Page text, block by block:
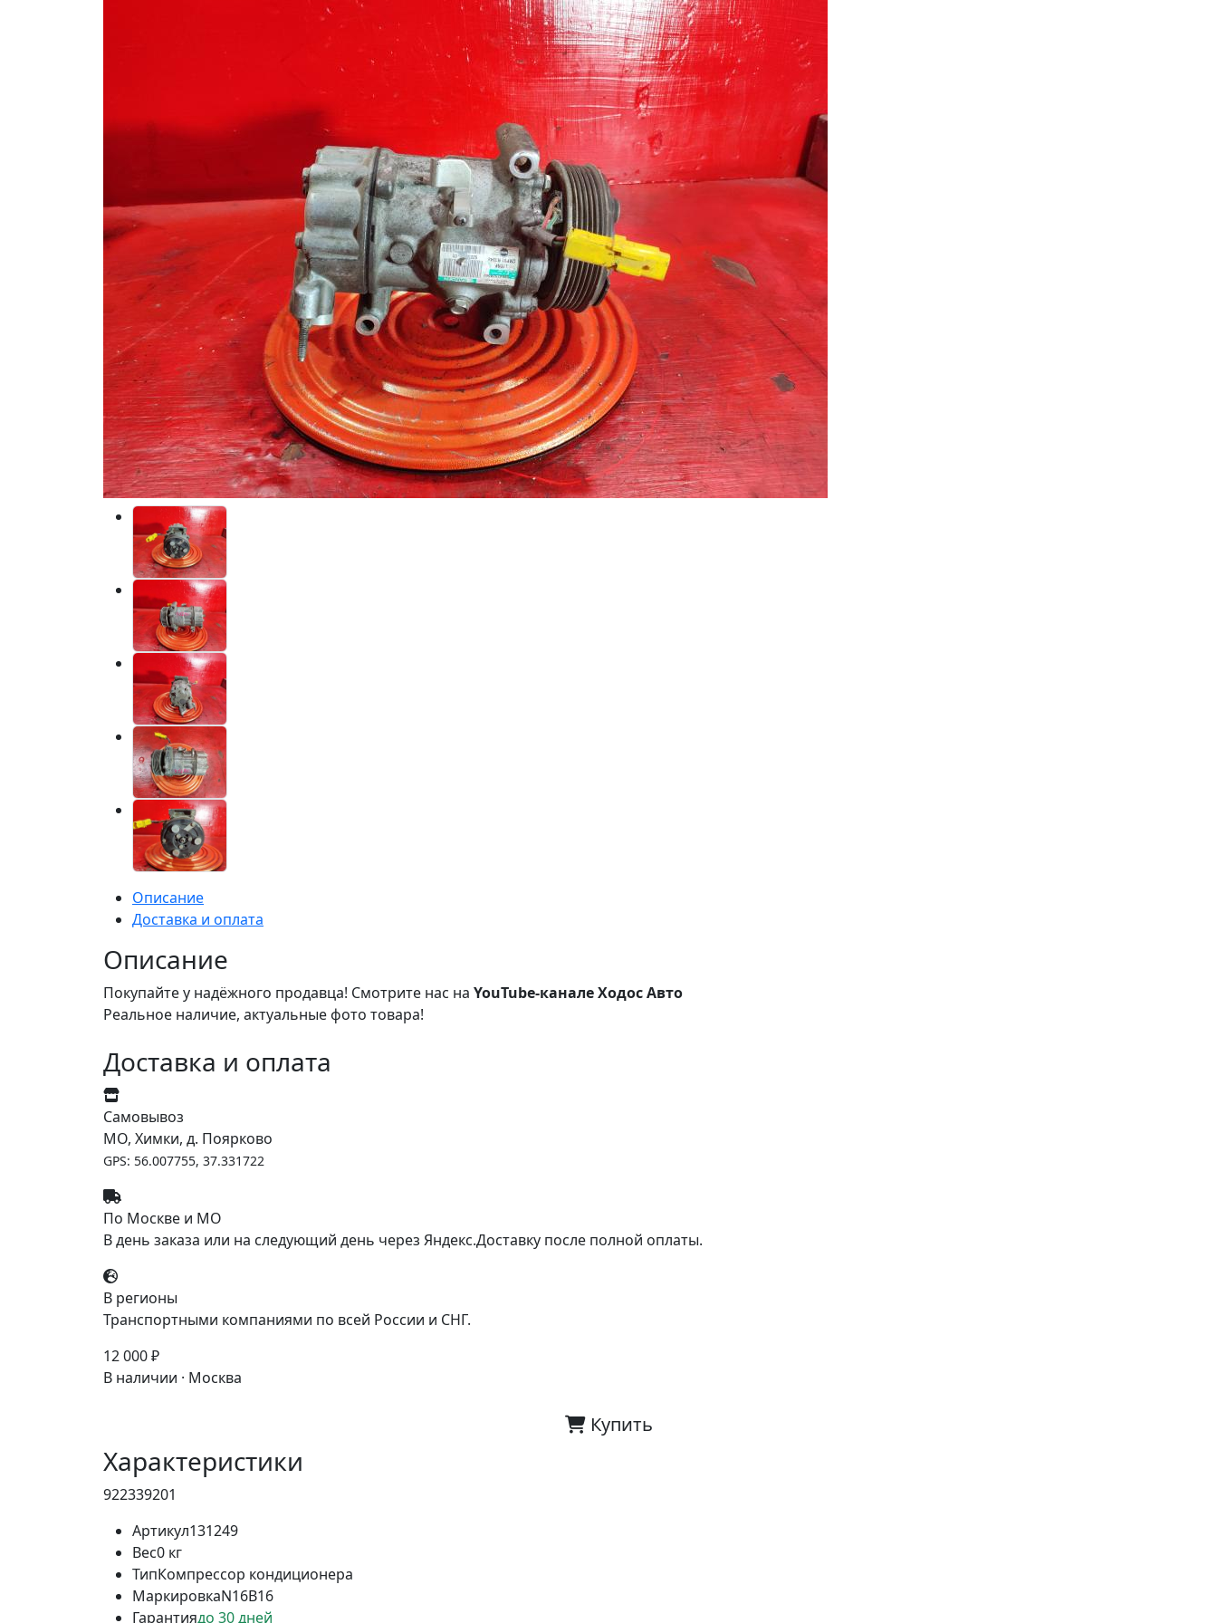
Описание
Доставка и оплата
Описание
Покупайте у надёжного продавца! Смотрите нас на YouTube-канале Ходос Авто
Реальное наличие, актуальные фото товара!
Доставка и оплата
Самовывоз
МО, Химки, д. Поярково
GPS: 56.007755, 37.331722
По Москве и МО
В день заказа или на следующий день через Яндекс.Доставку после полной оплаты.
В регионы
Транспортными компаниями по всей России и СНГ.
12 000 ₽
В наличии · Москва
Купить
Характеристики
922339201
Артикул131249
Вес0 кг
ТипКомпрессор кондиционера
МаркировкаN16B16
Гарантиядо 30 дней